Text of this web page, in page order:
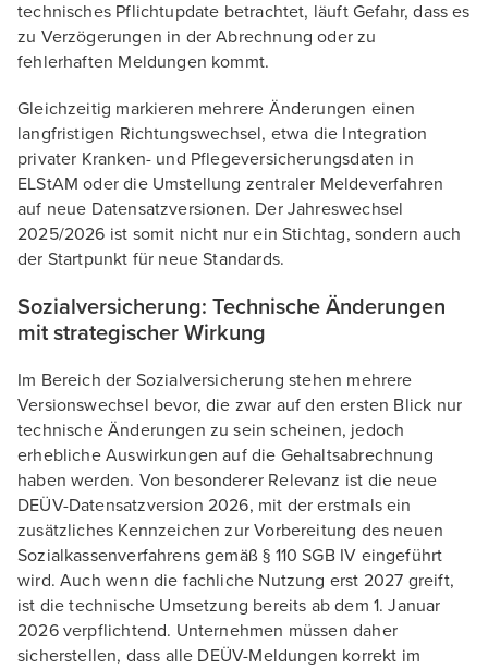
technisches Pflichtupdate betrachtet, läuft Gefahr, dass es
zu Verzögerungen in der Abrechnung oder zu
fehlerhaften Meldungen kommt.
Gleichzeitig markieren mehrere Änderungen einen
langfristigen Richtungswechsel, etwa die Integration
privater Kranken- und Pflegeversicherungsdaten in
ELStAM oder die Umstellung zentraler Meldeverfahren
auf neue Datensatzversionen. Der Jahreswechsel
2025/2026 ist somit nicht nur ein Stichtag, sondern auch
der Startpunkt für neue Standards.
Sozialversicherung: Technische Änderungen
mit strategischer Wirkung
Im Bereich der Sozialversicherung stehen mehrere
Versionswechsel bevor, die zwar auf den ersten Blick nur
technische Änderungen zu sein scheinen, jedoch
erhebliche Auswirkungen auf die Gehaltsabrechnung
haben werden. Von besonderer Relevanz ist die neue
DEÜV-Datensatzversion 2026, mit der erstmals ein
zusätzliches Kennzeichen zur Vorbereitung des neuen
Sozialkassenverfahrens gemäß § 110 SGB IV eingeführt
wird. Auch wenn die fachliche Nutzung erst 2027 greift,
ist die technische Umsetzung bereits ab dem 1. Januar
2026 verpflichtend. Unternehmen müssen daher
sicherstellen, dass alle DEÜV-Meldungen korrekt im